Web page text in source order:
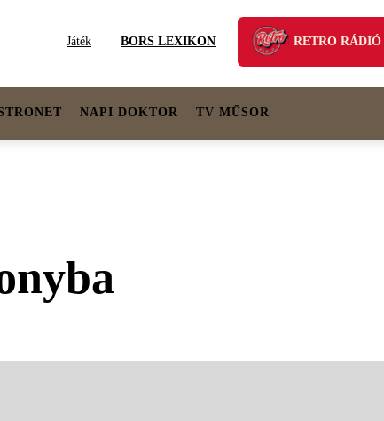
Játék BORS LEXIKON RETRO RÁDIÓ
NAPI DOKTOR TV MŰSOR